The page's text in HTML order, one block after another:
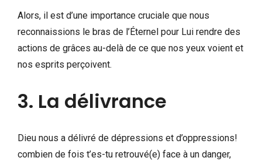
Alors, il est d’une importance cruciale que nous
reconnaissions le bras de l’Éternel pour Lui rendre des
actions de grâces au-delà de ce que nos yeux voient et
nos esprits perçoivent.
3. La délivrance
Dieu nous a délivré de dépressions et d’oppressions!
combien de fois t’es-tu retrouvé(e) face à un danger,